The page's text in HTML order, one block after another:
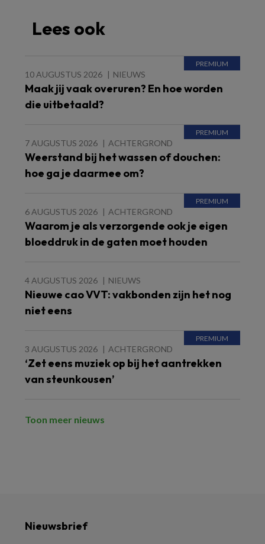
Lees ook
10 AUGUSTUS 2026 NIEUWS
Maak jij vaak overuren? En hoe worden
die uitbetaald?
7 AUGUSTUS 2026 ACHTERGROND
Weerstand bij het wassen of douchen:
hoe ga je daarmee om?
6 AUGUSTUS 2026 ACHTERGROND
Waarom je als verzorgende ook je eigen
bloeddruk in de gaten moet houden
4 AUGUSTUS 2026 NIEUWS
Nieuwe cao VVT: vakbonden zijn het nog
niet eens
3 AUGUSTUS 2026 ACHTERGROND
‘Zet eens muziek op bij het aantrekken
van steunkousen’
Toon meer nieuws
Nieuwsbrief